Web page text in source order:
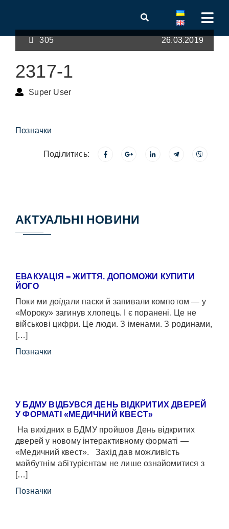
305 26.03.2019
2317-1
Super User
Позначки
Поділитись:
АКТУАЛЬНІ НОВИНИ
ЕВАКУАЦІЯ = ЖИТТЯ. ДОПОМОЖИ КУПИТИ
ЙОГО
Поки ми доїдали паски й запивали компотом — у
«Мороку» загинув хлопець. І є поранені. Це не
військові цифри. Це люди. З іменами. З родинами,
[…]
Позначки
У БДМУ ВІДБУВСЯ ДЕНЬ ВІДКРИТИХ ДВЕРЕЙ
У ФОРМАТІ «МЕДИЧНИЙ КВЕСТ»
На вихідних в БДМУ пройшов День відкритих
дверей у новому інтерактивному форматі —
«Медичний квест». Захід дав можливість
майбутнім абітурієнтам не лише ознайомитися з
[…]
Позначки